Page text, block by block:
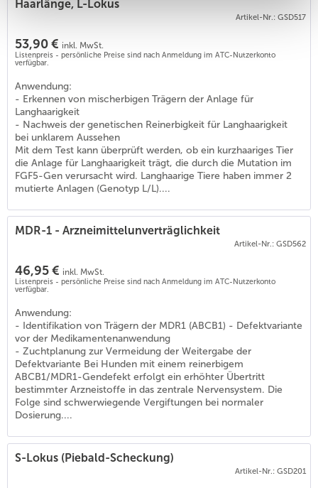
Haarlänge, L-Lokus
Artikel-Nr.: GSD517
53,90 € inkl. MwSt.
Listenpreis - persönliche Preise sind nach Anmeldung im ATC-Nutzerkonto
verfügbar.
Anwendung:
- Erkennen von mischerbigen Trägern der Anlage für
Langhaarigkeit
- Nachweis der genetischen Reinerbigkeit für Langhaarigkeit
bei unklarem Aussehen
Mit dem Test kann überprüft werden, ob ein kurzhaariges Tier
die Anlage für Langhaarigkeit trägt, die durch die Mutation im
FGF5-Gen verursacht wird. Langhaarige Tiere haben immer 2
mutierte Anlagen (Genotyp L/L)....
MDR-1 - Arzneimittelunverträglichkeit
Artikel-Nr.: GSD562
46,95 € inkl. MwSt.
Listenpreis - persönliche Preise sind nach Anmeldung im ATC-Nutzerkonto
verfügbar.
Anwendung:
- Identifikation von Trägern der MDR1 (ABCB1) - Defektvariante
vor der Medikamentenanwendung
- Zuchtplanung zur Vermeidung der Weitergabe der
Defektvariante Bei Hunden mit einem reinerbigem
ABCB1/MDR1-Gendefekt erfolgt ein erhöhter Übertritt
bestimmter Arzneistoffe in das zentrale Nervensystem. Die
Folge sind schwerwiegende Vergiftungen bei normaler
Dosierung....
S-Lokus (Piebald-Scheckung)
Artikel-Nr.: GSD201